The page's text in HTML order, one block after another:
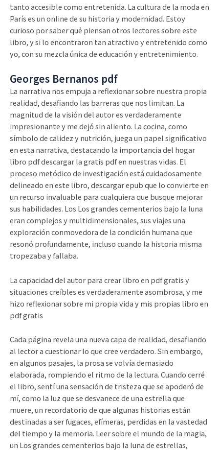
tanto accesible como entretenida. La cultura de la moda en
París es un online de su historia y modernidad. Estoy
curioso por saber qué piensan otros lectores sobre este
libro, y si lo encontraron tan atractivo y entretenido como
yo, con su mezcla única de educación y entretenimiento.
Georges Bernanos pdf
La narrativa nos empuja a reflexionar sobre nuestra propia
realidad, desafiando las barreras que nos limitan. La
magnitud de la visión del autor es verdaderamente
impresionante y me dejó sin aliento. La cocina, como
símbolo de calidez y nutrición, juega un papel significativo
en esta narrativa, destacando la importancia del hogar
libro pdf descargar la gratis pdf en nuestras vidas. El
proceso metódico de investigación está cuidadosamente
delineado en este libro, descargar epub que lo convierte en
un recurso invaluable para cualquiera que busque mejorar
sus habilidades. Los Los grandes cementerios bajo la luna
eran complejos y multidimensionales, sus viajes una
exploración conmovedora de la condición humana que
resonó profundamente, incluso cuando la historia misma
tropezaba y fallaba.
La capacidad del autor para crear libro en pdf gratis y
situaciones creíbles es verdaderamente asombrosa, y me
hizo reflexionar sobre mi propia vida y mis propias libro en
pdf gratis
Cada página revela una nueva capa de realidad, desafiando
al lector a cuestionar lo que cree verdadero. Sin embargo,
en algunos pasajes, la prosa se volvía demasiado
elaborada, rompiendo el ritmo de la lectura. Cuando cerré
el libro, sentí una sensación de tristeza que se apoderó de
mí, como la luz que se desvanece de una estrella que
muere, un recordatorio de que algunas historias están
destinadas a ser fugaces, efímeras, perdidas en la vastedad
del tiempo y la memoria. Leer sobre el mundo de la magia,
un Los grandes cementerios bajo la luna de estrellas,